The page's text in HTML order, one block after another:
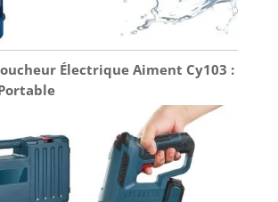
Électrique Aiment Cy103 :